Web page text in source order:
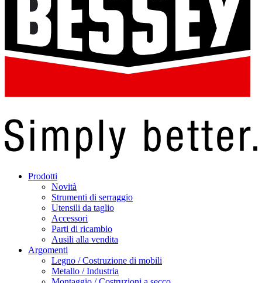
Prodotti
Novità
Strumenti di serraggio
Utensili da taglio
Accessori
Parti di ricambio
Ausili alla vendita
Argomenti
Legno / Costruzione di mobili
Metallo / Industria